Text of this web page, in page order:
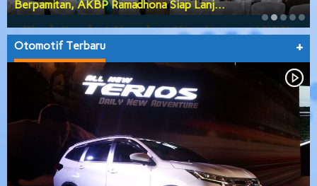
Berpamitan, AKBP Ramadhona Siap Lanj…
Otomotif Terbaru +